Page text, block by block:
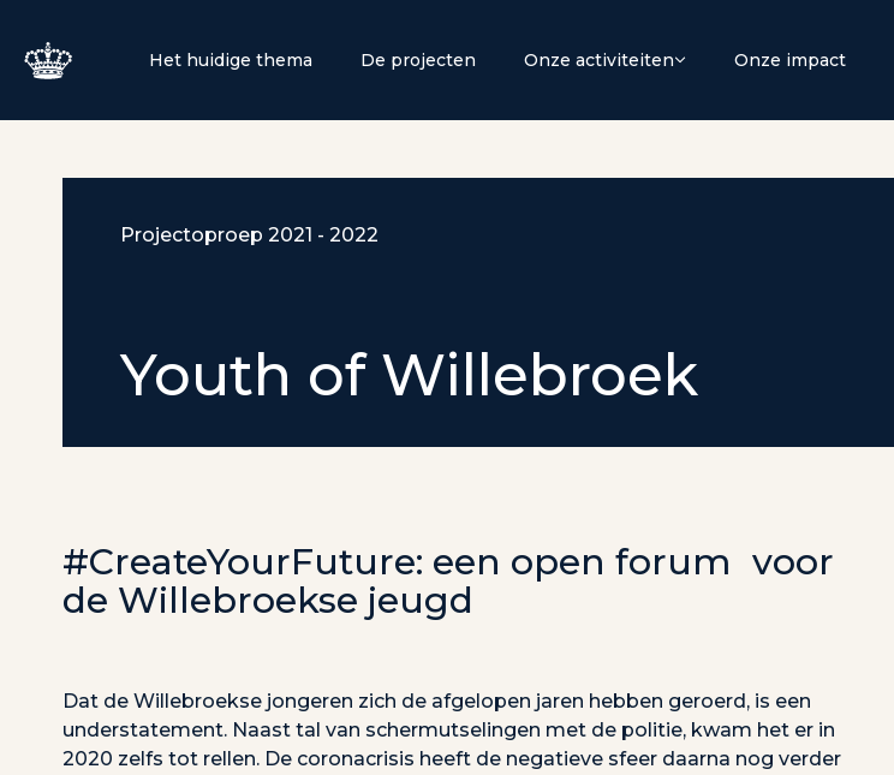
Het huidige thema De projecten Onze activiteiten Onze impact
Projectoproep 2021 - 2022
Youth of Willebroek
#CreateYourFuture: een open forum voor
de Willebroekse jeugd
Dat de Willebroekse jongeren zich de afgelopen jaren hebben geroerd, is een
understatement. Naast tal van schermutselingen met de politie, kwam het er in
2020 zelfs tot rellen. De coronacrisis heeft de negatieve sfeer daarna nog verder